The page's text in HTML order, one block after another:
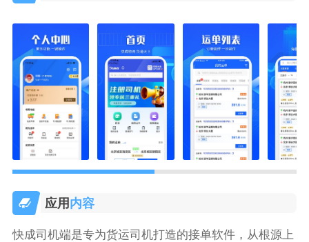
应用 内容
快成司机端是专为货运司机打造的接单软件，从根源上